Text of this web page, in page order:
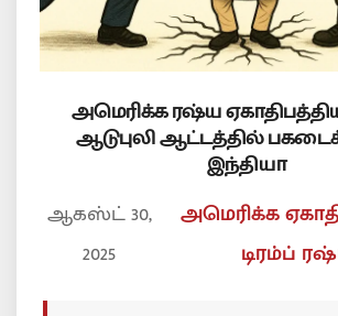
அமெரிக்க ரஷ்ய
ஆடுபுலி ஆட்டத்தில்
இந்தியா
ஆகஸ்ட் 30,
2025
அமெரிக்க
டிரம்ப்